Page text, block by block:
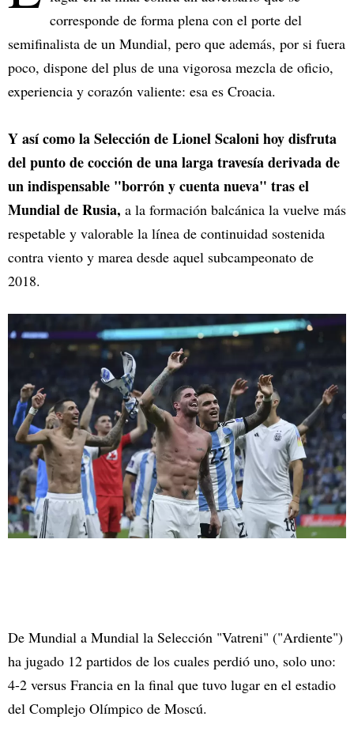
corresponde de forma plena con el porte del
semifinalista de un Mundial, pero que además, por si fuera
poco, dispone del plus de una vigorosa mezcla de oficio,
experiencia y corazón valiente: esa es Croacia.
Y así como la Selección de Lionel Scaloni hoy disfruta
del punto de cocción de una larga travesía derivada de
un indispensable "borrón y cuenta nueva" tras el
Mundial de Rusia, a la formación balcánica la vuelve más
respetable y valorable la línea de continuidad sostenida
contra viento y marea desde aquel subcampeonato de
2018.
De Mundial a Mundial la Selección "Vatreni" ("Ardiente")
ha jugado 12 partidos de los cuales perdió uno, solo uno:
4-2 versus Francia en la final que tuvo lugar en el estadio
del Complejo Olímpico de Moscú.